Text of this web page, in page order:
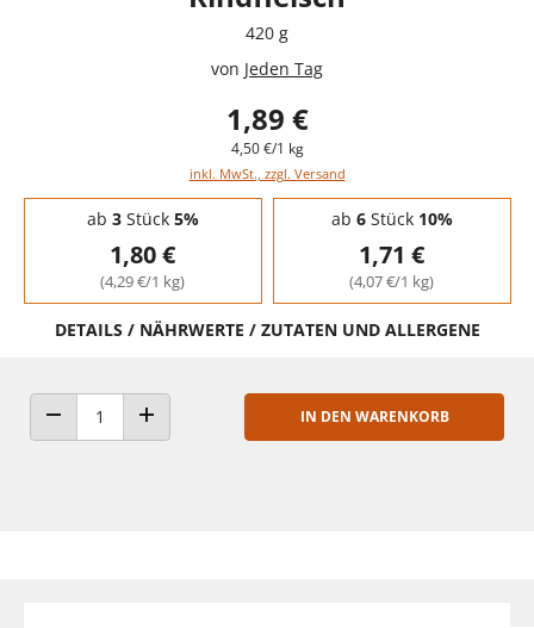
420 g
von Jeden Tag
1,89 €
4,50 €/1 kg
inkl. MwSt., zzgl. Versand
Staffelpreise - Mengenrabatt
ab 3Stück 5%
1,80 €
(4,29 €/1 kg)
ab 6Stück 10%
1,71 €
(4,07 €/1 kg)
DETAILS / NÄHRWERTE / ZUTATEN UND ALLERGENE
ANZAHL VERRINGERNANZAHL ERHÖHEN
IN DEN WARENKORB